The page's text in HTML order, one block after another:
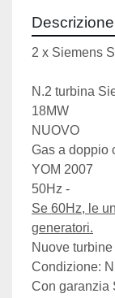
Descrizione
2 x Siemens
N.2 turbina
18MW
NUOVO
Gas a doppio
YOM 2007
50Hz -
Se 60Hz, le
generatori.
Nuove
Condizione:
Con garanzia